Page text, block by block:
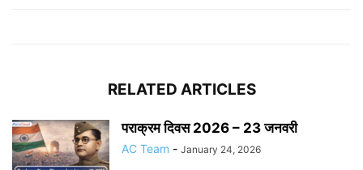
RELATED ARTICLES
पराक्रम दिवस 2026 – 23 जनवरी
AC Team - January 24, 2026